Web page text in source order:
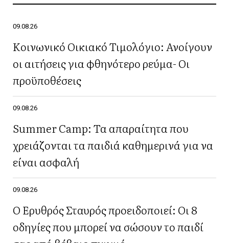
09.08.26
Κοινωνικό Οικιακό Τιμολόγιο: Ανοίγουν
οι αιτήσεις για φθηνότερο ρεύμα- Οι
προϋποθέσεις
09.08.26
Summer Camp: Τα απαραίτητα που
χρειάζονται τα παιδιά καθημερινά για να
είναι ασφαλή
09.08.26
Ο Ερυθρός Σταυρός προειδοποιεί: Οι 8
οδηγίες που μπορεί να σώσουν το παιδί